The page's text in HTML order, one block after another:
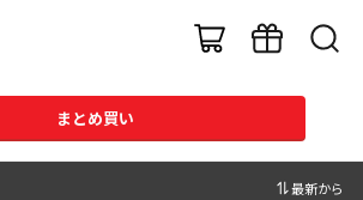
まとめ買い
最新から